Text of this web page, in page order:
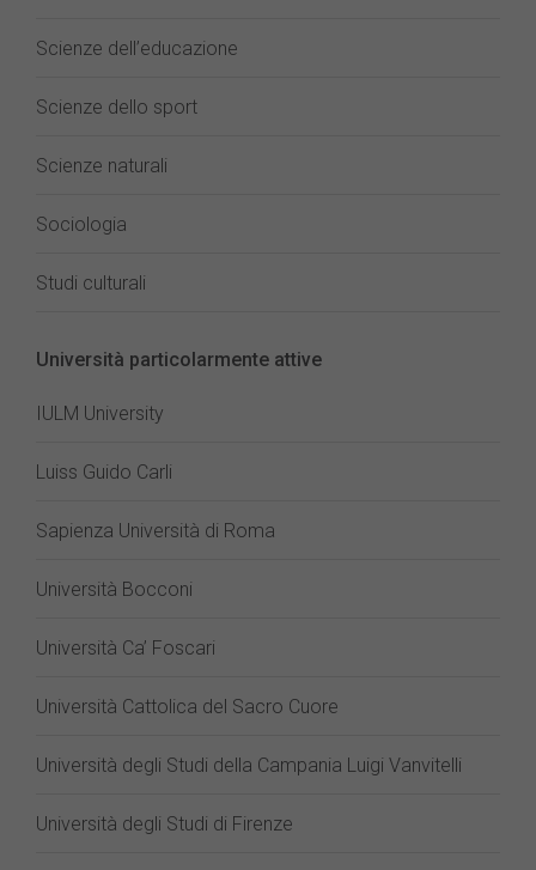
Scienze dell’educazione
Scienze dello sport
Scienze naturali
Sociologia
Studi culturali
Università particolarmente attive
IULM University
Luiss Guido Carli
Sapienza Università di Roma
Università Bocconi
Università Ca’ Foscari
Università Cattolica del Sacro Cuore
Università degli Studi della Campania Luigi Vanvitelli
Università degli Studi di Firenze